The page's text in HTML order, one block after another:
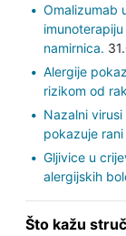
Omalizumab
namirnica.
Alergije
rizikom od
Nazalni
pokazuje
Gljivice u
alergijskih
Što kažu